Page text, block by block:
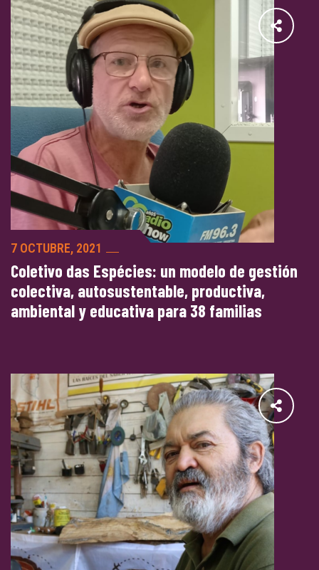
7 OCTUBRE, 2021
Coletivo das Espécies: un modelo de gestión
colectiva, autosustentable, productiva,
ambiental y educativa para 38 familias